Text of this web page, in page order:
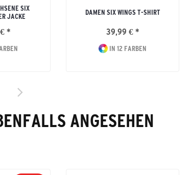
SIX
JACKE
*
DAMEN SIX WINGS T-SHIRT
39,99 € *
IN 12 FARBEN
ANGESEHEN